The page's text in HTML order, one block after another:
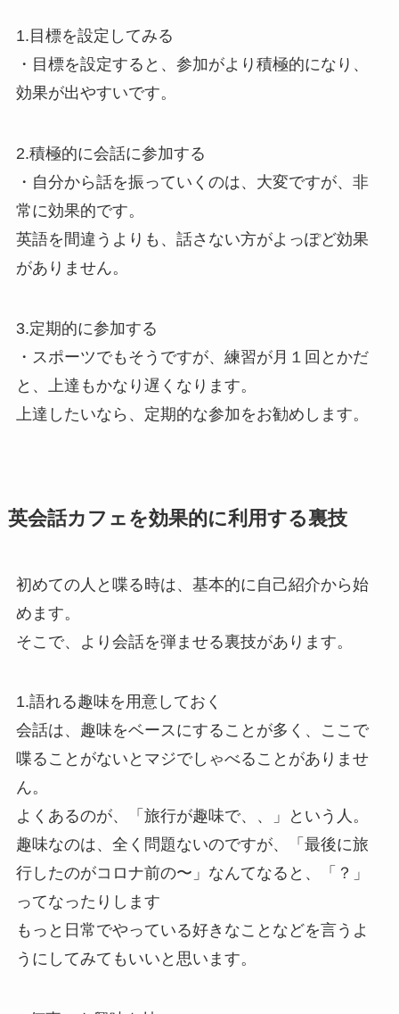
1.目標を設定してみる
・目標を設定すると、参加がより積極的になり、
効果が出やすいです。
2.積極的に会話に参加する
・自分から話を振っていくのは、大変ですが、非
常に効果的です。
英語を間違うよりも、話さない方がよっぽど効果
がありません。
3.定期的に参加する
・スポーツでもそうですが、練習が月１回とかだ
と、上達もかなり遅くなります。
上達したいなら、定期的な参加をお勧めします。
英会話カフェを効果的に利用する裏技
初めての人と喋る時は、基本的に自己紹介から始
めます。
そこで、より会話を弾ませる裏技があります。
1.語れる趣味を用意しておく
会話は、趣味をベースにすることが多く、ここで
喋ることがないとマジでしゃべることがありませ
ん。
よくあるのが、「旅行が趣味で、、」という人。
趣味なのは、全く問題ないのですが、「最後に旅
行したのがコロナ前の〜」なんてなると、「？」
ってなったりします
もっと日常でやっている好きなことなどを言うよ
うにしてみてもいいと思います。